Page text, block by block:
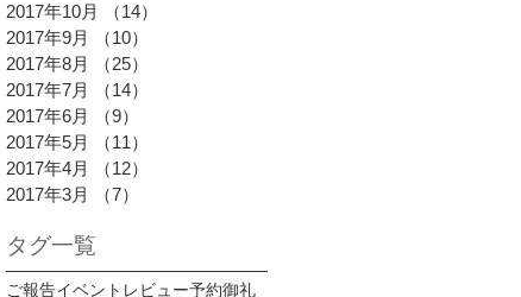
2017年10月
（14）
2017年9月
（10）
2017年8月
（25）
2017年7月
（14）
2017年6月
（9）
2017年5月
（11）
2017年4月
（12）
2017年3月
（7）
タグ一覧
ご報告イベント レビュー予約御礼